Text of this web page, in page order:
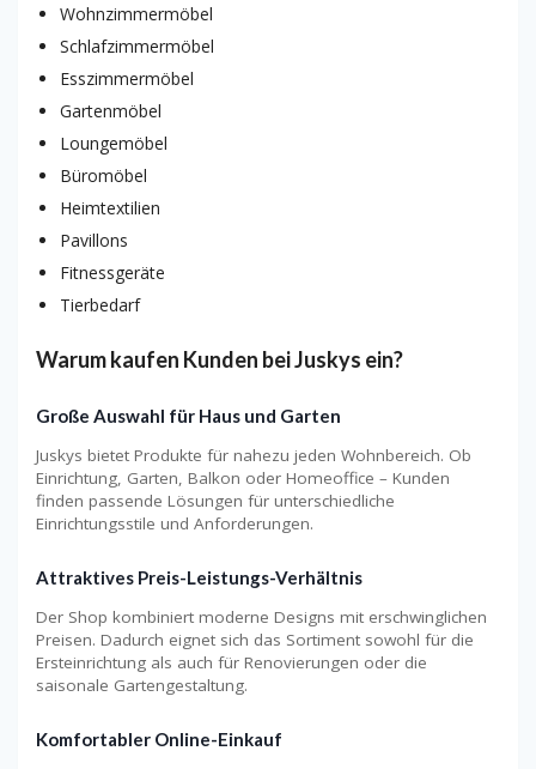
Wohnzimmermöbel
Schlafzimmermöbel
Esszimmermöbel
Gartenmöbel
Loungemöbel
Büromöbel
Heimtextilien
Pavillons
Fitnessgeräte
Tierbedarf
Warum kaufen Kunden bei Juskys ein?
Große Auswahl für Haus und Garten
Juskys bietet Produkte für nahezu jeden Wohnbereich. Ob
Einrichtung, Garten, Balkon oder Homeoffice – Kunden
finden passende Lösungen für unterschiedliche
Einrichtungsstile und Anforderungen.
Attraktives Preis-Leistungs-Verhältnis
Der Shop kombiniert moderne Designs mit erschwinglichen
Preisen. Dadurch eignet sich das Sortiment sowohl für die
Ersteinrichtung als auch für Renovierungen oder die
saisonale Gartengestaltung.
Komfortabler Online-Einkauf